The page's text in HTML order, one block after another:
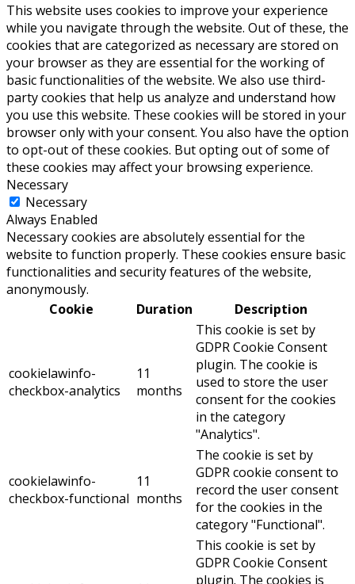
This website uses cookies to improve your experience
while you navigate through the website. Out of these, the
cookies that are categorized as necessary are stored on
your browser as they are essential for the working of
basic functionalities of the website. We also use third-
party cookies that help us analyze and understand how
you use this website. These cookies will be stored in your
browser only with your consent. You also have the option
to opt-out of these cookies. But opting out of some of
these cookies may affect your browsing experience.
Necessary
Necessary
Always Enabled
Necessary cookies are absolutely essential for the
website to function properly. These cookies ensure basic
functionalities and security features of the website,
anonymously.
Cookie
Duration Description
cookielawinfo-
checkbox-analytics
11
months
This cookie is set by
GDPR Cookie Consent
plugin. The cookie is
used to store the user
consent for the cookies
in the category
"Analytics".
cookielawinfo-
checkbox-functional
11
months
The cookie is set by
GDPR cookie consent to
record the user consent
for the cookies in the
category "Functional".
This cookie is set by
GDPR Cookie Consent
plugin. The cookies is